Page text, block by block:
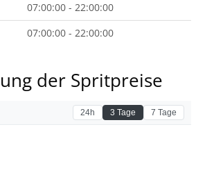
07:00:00 - 22:00:00
07:00:00 - 22:00:00
der Spritpreise